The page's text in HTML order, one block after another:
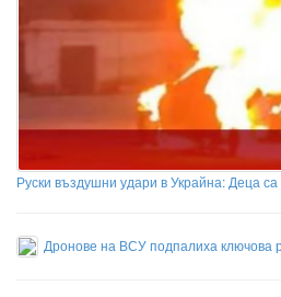
Руски въздушни удари в Украйна: Деца
Дронове на ВСУ подпалиха ключова